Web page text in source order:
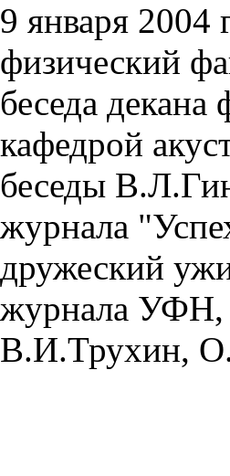
9 января 2004
физический
беседа
кафедрой
беседы
журнала
дружеский
журнала УФН,
В.И.Трухин,